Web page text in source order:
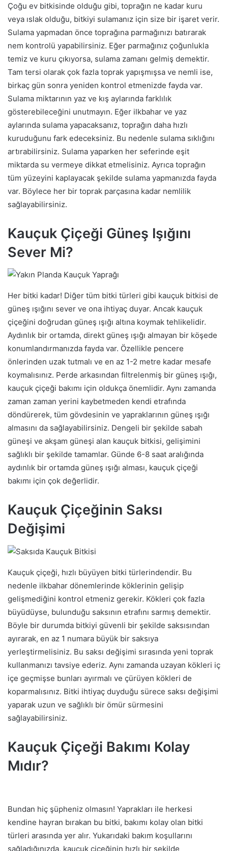
Çoğu ev bitkisinde olduğu gibi, toprağın ne kadar kuru
veya ıslak olduğu, bitkiyi sulamanız için size bir işaret verir.
Sulama yapmadan önce toprağına parmağınızı batırarak
nem kontrolü yapabilirsiniz. Eğer parmağınız çoğunlukla
temiz ve kuru çıkıyorsa, sulama zamanı gelmiş demektir.
Tam tersi olarak çok fazla toprak yapışmışsa ve nemli ise,
birkaç gün sonra yeniden kontrol etmenizde fayda var.
Sulama miktarının yaz ve kış aylarında farklılık
gösterebileceğini unutmayın. Eğer ilkbahar ve yaz
aylarında sulama yapacaksanız, toprağın daha hızlı
kuruduğunu fark edeceksiniz. Bu nedenle sulama sıklığını
artırabilirsiniz. Sulama yaparken her seferinde eşit
miktarda su vermeye dikkat etmelisiniz. Ayrıca toprağın
tüm yüzeyini kaplayacak şekilde sulama yapmanızda fayda
var. Böylece her bir toprak parçasına kadar nemlilik
sağlayabilirsiniz.
Kauçuk Çiçeği Güneş Işığını
Sever Mi?
Her bitki kadar! Diğer tüm bitki türleri gibi kauçuk bitkisi de
güneş ışığını sever ve ona ihtiyaç duyar. Ancak kauçuk
çiçeğini doğrudan güneş ışığı altına koymak tehlikelidir.
Aydınlık bir ortamda, direkt güneş ışığı almayan bir köşede
konumlandırmanızda fayda var. Özellikle pencere
önlerinden uzak tutmalı ve en az 1-2 metre kadar mesafe
koymalısınız. Perde arkasından filtrelenmiş bir güneş ışığı,
kauçuk çiçeği bakımı için oldukça önemlidir. Aynı zamanda
zaman zaman yerini kaybetmeden kendi etrafında
döndürerek, tüm gövdesinin ve yapraklarının güneş ışığı
almasını da sağlayabilirsiniz. Dengeli bir şekilde sabah
güneşi ve akşam güneşi alan kauçuk bitkisi, gelişimini
sağlıklı bir şekilde tamamlar. Günde 6-8 saat aralığında
aydınlık bir ortamda güneş ışığı alması, kauçuk çiçeği
bakımı için çok değerlidir.
Kauçuk Çiçeğinin Saksı
Değişimi
Kauçuk çiçeği, hızlı büyüyen bitki türlerindendir. Bu
nedenle ilkbahar dönemlerinde köklerinin gelişip
gelişmediğini kontrol etmeniz gerekir. Kökleri çok fazla
büyüdüyse, bulunduğu saksının etrafını sarmış demektir.
Böyle bir durumda bitkiyi güvenli bir şekilde saksısından
ayırarak, en az 1 numara büyük bir saksıya
yerleştirmelisiniz. Bu saksı değişimi sırasında yeni toprak
kullanmanızı tavsiye ederiz. Aynı zamanda uzayan kökleri iç
içe geçmişse bunları ayırmalı ve çürüyen kökleri de
koparmalısınız. Bitki ihtiyaç duyduğu sürece saksı değişimi
yaparak uzun ve sağlıklı bir ömür sürmesini
sağlayabilirsiniz.
Kauçuk Çiçeği Bakımı Kolay
Mıdır?
Bundan hiç şüpheniz olmasın! Yaprakları ile herkesi
kendine hayran bırakan bu bitki, bakımı kolay olan bitki
türleri arasında yer alır. Yukarıdaki bakım koşullarını
sağladığınızda, kauçuk çiçeğinin hızlı bir şekilde